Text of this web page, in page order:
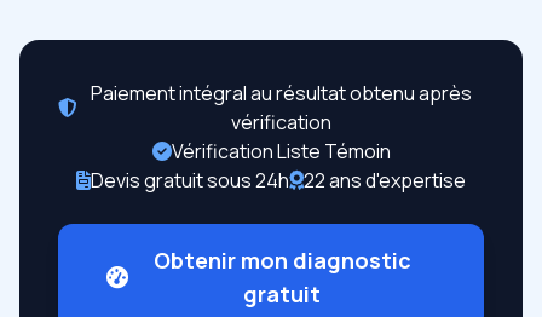
Paiement intégral au résultat obtenu après
vérification
Vérification Liste Témoin
Devis gratuit sous 24h 22 ans d'expertise
Obtenir mon diagnostic
gratuit